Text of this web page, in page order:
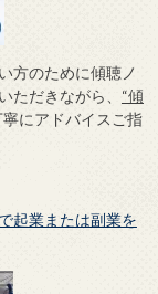
方のために傾聴ノ
ただきながら、 “傾
寧にアドバイスご指
起業または副業を